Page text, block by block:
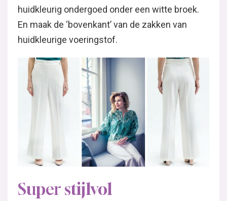
huidkleurig ondergoed onder een witte broek.
En maak de ‘bovenkant’ van de zakken van
huidkleurige voeringstof.
Super stijlvol